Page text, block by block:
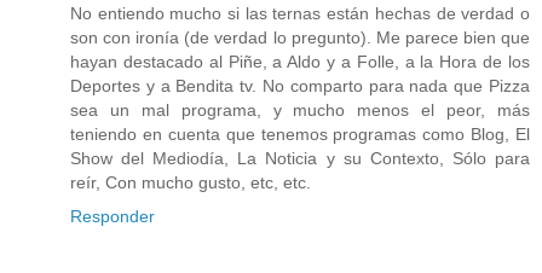
No entiendo mucho si las ternas están hechas de verdad o
son con ironía (de verdad lo pregunto). Me parece bien que
hayan destacado al Piñe, a Aldo y a Folle, a la Hora de los
Deportes y a Bendita tv. No comparto para nada que Pizza
sea un mal programa, y mucho menos el peor, más
teniendo en cuenta que tenemos programas como Blog, El
Show del Mediodía, La Noticia y su Contexto, Sólo para
reír, Con mucho gusto, etc, etc.
Responder